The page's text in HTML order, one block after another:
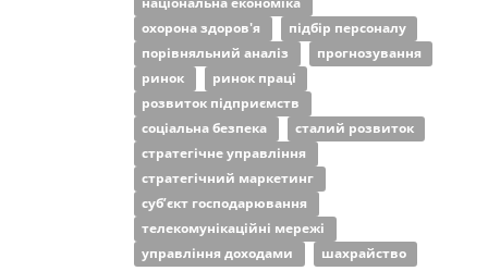
охорона здоров'я
підбір персоналу
порівняльний аналіз
прогнозування
ринок
ринок праці
розвиток підприємств
соціальна безпека
сталий розвиток
стратегічне управління
стратегічний маркетинг
суб’єкт господарювання
телекомунікаційні мережі
управління доходами
шахрайство